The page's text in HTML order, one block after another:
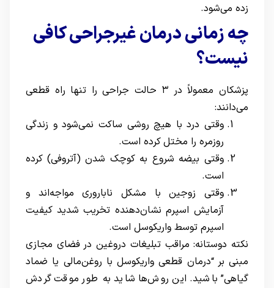
زده می‌شود.
چه زمانی درمان غیرجراحی کافی
نیست؟
پزشکان معمولاً در ۳ حالت جراحی را تنها راه قطعی
می‌دانند:
وقتی درد با هیچ روشی ساکت نمی‌شود و زندگی
روزمره را مختل کرده است.
وقتی بیضه شروع به کوچک شدن (آتروفی) کرده
است.
وقتی زوجین با مشکل ناباروری مواجه‌اند و
آزمایش اسپرم نشان‌دهنده تخریب شدید کیفیت
اسپرم توسط واریکوسل است.
نکته دوستانه: مراقب تبلیغات دروغین در فضای مجازی
مبنی بر “درمان قطعی واریکوسل با روغن‌مالی یا ضماد
گیاهی” باشید. این روش‌ها شاید به طور موقت گردش